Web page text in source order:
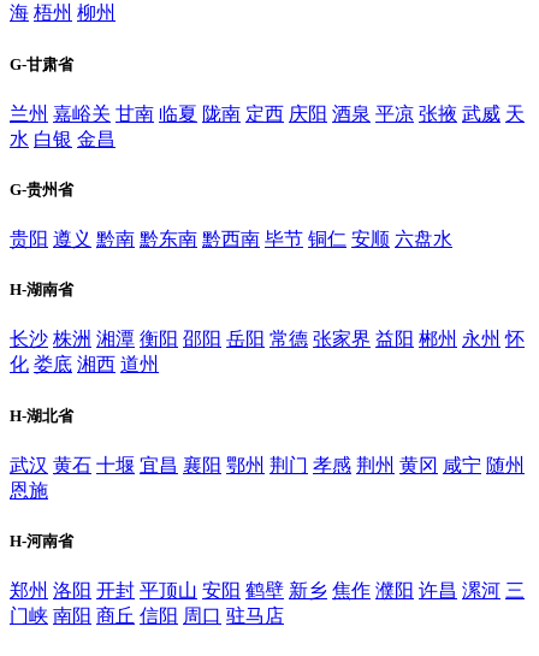
海 梧州 柳州
G-甘肃省
兰州 嘉峪关 甘南 临夏 陇南 定西 庆阳 酒泉 平凉 张掖 武威 天
水 白银 金昌
G-贵州省
贵阳 遵义 黔南 黔东南 黔西南 毕节 铜仁 安顺 六盘水
H-湖南省
长沙 株洲 湘潭 衡阳 邵阳 岳阳 常德 张家界 益阳 郴州 永州 怀
化 娄底 湘西 道州
H-湖北省
武汉 黄石 十堰 宜昌 襄阳 鄂州 荆门 孝感 荆州 黄冈 咸宁 随州
恩施
H-河南省
郑州 洛阳 开封 平顶山 安阳 鹤壁 新乡 焦作 濮阳 许昌 漯河 三
门峡 南阳 商丘 信阳 周口 驻马店